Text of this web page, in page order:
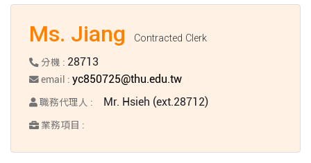
Ms. Jiang Contracted Clerk
分機 : 28713
email :yc850725@thu.edu.tw
職務代理人 : Mr. Hsieh (ext.28712)
業務項目 :